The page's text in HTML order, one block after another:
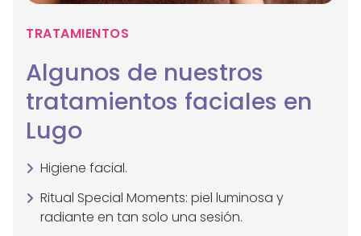
TRATAMIENTOS
Algunos de nuestros
tratamientos faciales en
Lugo
Higiene facial.
Ritual Special Moments: piel luminosa y
radiante en tan solo una sesión.